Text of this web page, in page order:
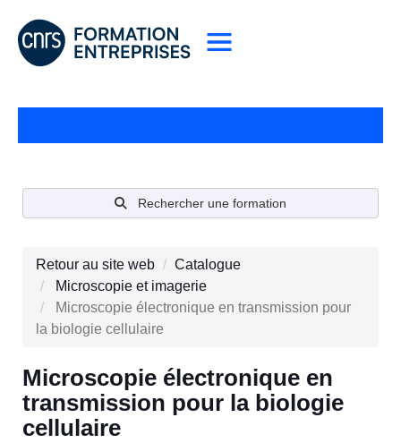
Rechercher une formation
Retour au site web
Catalogue
Microscopie et imagerie
Microscopie électronique en transmission pour
la biologie cellulaire
Microscopie électronique en
transmission pour la biologie
cellulaire